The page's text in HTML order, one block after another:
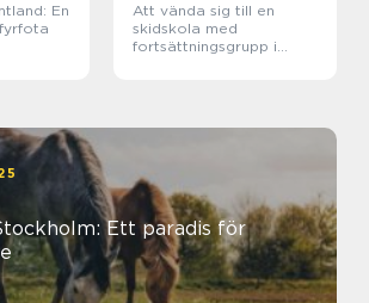
En
Att vända sig till en
skidskola med
fortsättningsgrupp i
Ett paradis för